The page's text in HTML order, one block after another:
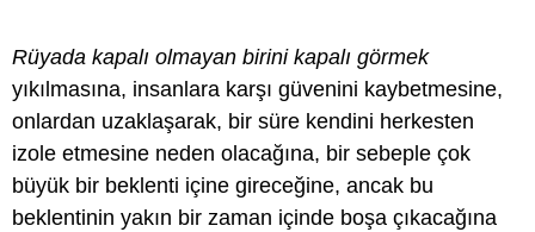
Rüyada kapalı olmayan birini kapalı görmek
yıkılmasına, insanlara karşı güvenini kaybetmesine,
onlardan uzaklaşarak, bir süre kendini herkesten
izole etmesine neden olacağına, bir sebeple çok
büyük bir beklenti içine gireceğine, ancak bu
beklentinin yakın bir zaman içinde boşa çıkacağına